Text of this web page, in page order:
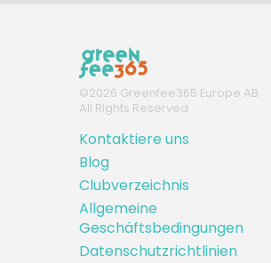
©2026 Greenfee365 Europe AB.
All Rights Reserved
Kontaktiere uns
Blog
Clubverzeichnis
Allgemeine
Geschäftsbedingungen
Datenschutzrichtlinien